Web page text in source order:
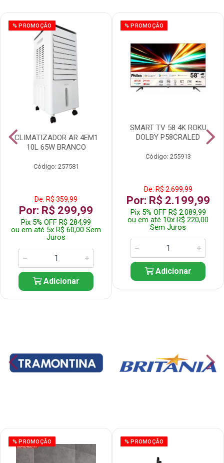
% PROMOÇÃO
CLIMATIZADOR AR 4EM1
10L 65W BRANCO
Código: 257581
De: R$ 359,99
Por: R$ 299,99
Pix 5% OFF R$ 284,99
ou em até 5x R$ 60,00 Sem
Juros
Adicionar
% PROMOÇÃO
SMART TV 58 4K ROKU
DOLBY P58CRALED
Código: 255913
De: R$ 2.699,99
Por: R$ 2.199,99
Pix 5% OFF R$ 2.089,99
ou em até 10x R$ 220,00
Sem Juros
Adicionar
% PROMOÇÃO % PROMOÇÃO